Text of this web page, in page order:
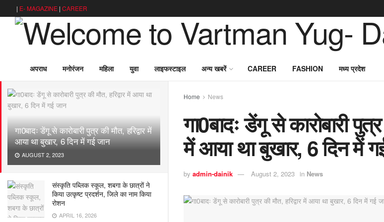
LATEST TRENDING
गा0बादः डेंगू से कारोबारी पुत्र की मौत, हरिद्वार में
आया था बुखार, 6 दिन में गई जान
AUGUST 2, 2023
संस्कृति पब्लिक स्कूल, शबगा के छात्रों ने
किया उत्कृष्ट प्रदर्शन, जिले का नाम किया
रोशन
APRIL 16, 2026
| E- MAGAZINE | CAREER
अपराध मनोरंजन महिला युवा लाइफस्टाइल अन्य खबरें CAREER FASHION मध्य प्रदेश
Home News
गा0बादः डेंगू से कारोबारी पुत्र
में आया था बुखार, 6 दिन में
by admin-dainik August 2, 2023 in News